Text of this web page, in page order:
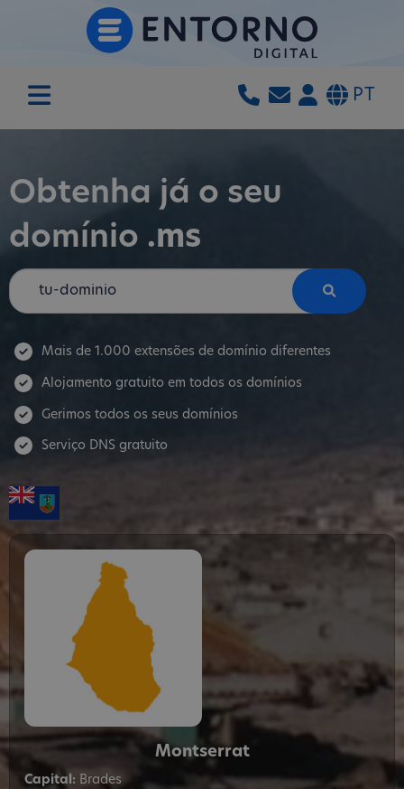
PT
Obtenha já o seu
domínio .ms
Mais de 1.000 extensões de domínio diferentes
Alojamento gratuito em todos os domínios
Gerimos todos os seus domínios
Serviço DNS gratuito
Montserrat
Capital: Brades